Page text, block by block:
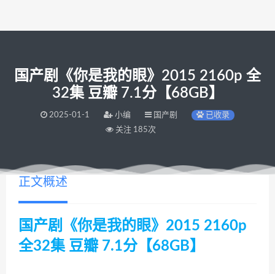
国产剧《你是我的眼》2015 2160p 全
32集 豆瓣 7.1分【68GB】
2025-01-1 小编 国产剧
已收录
关注 185次
正文概述
国产剧《你是我的眼》2015 2160p
全32集 豆瓣 7.1分【68GB】